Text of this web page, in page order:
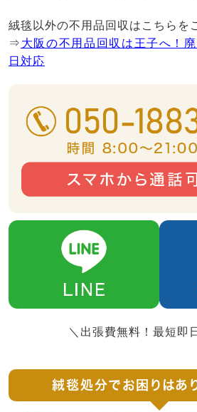
絨毯以外の不用品回収はこちらを
⇒ 大阪の不用品回収は王子へ！
日対応
＼出張費無料！最短即
絨毯処分でお困りはあ